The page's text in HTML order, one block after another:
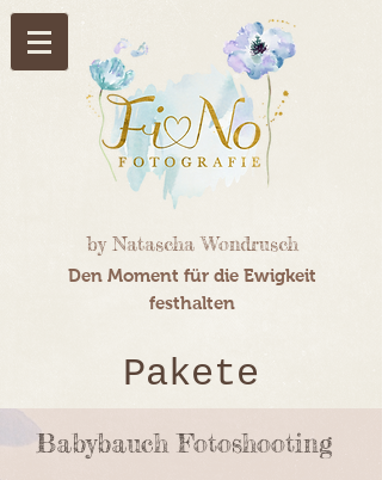
by Natascha Wondrusch
Den Moment für die Ewigkeit
festhalten
Pakete
Babybauch Fotoshooting